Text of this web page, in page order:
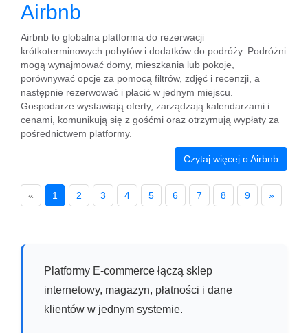
Airbnb
Airbnb to globalna platforma do rezerwacji
krótkoterminowych pobytów i dodatków do podróży. Podróżni
mogą wynajmować domy, mieszkania lub pokoje,
porównywać opcje za pomocą filtrów, zdjęć i recenzji, a
następnie rezerwować i płacić w jednym miejscu.
Gospodarze wystawiają oferty, zarządzają kalendarzami i
cenami, komunikują się z gośćmi oraz otrzymują wypłaty za
pośrednictwem platformy.
Czytaj więcej o Airbnb
« 1 2 3 4 5 6 7 8 9 »
Platformy E-commerce łączą sklep
internetowy, magazyn, płatności i dane
klientów w jednym systemie.